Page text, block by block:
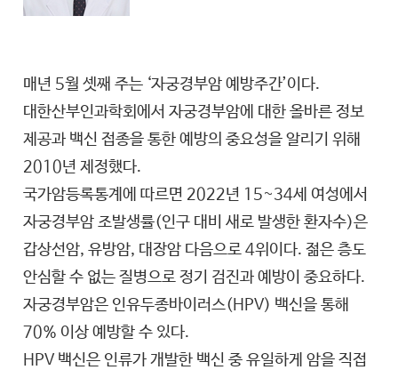
매년 5월 셋째 주는 ‘자궁경부암 예방주간’이다.
대한산부인과학회에서 자궁경부암에 대한 올바른 정보
제공과 백신 접종을 통한 예방의 중요성을 알리기 위해
2010년 제정했다.
국가암등록통계에 따르면 2022년 15~34세 여성에서
자궁경부암 조발생률(인구 대비 새로 발생한 환자수)은
갑상선암, 유방암, 대장암 다음으로 4위이다. 젊은 층도
안심할 수 없는 질병으로 정기 검진과 예방이 중요하다.
자궁경부암은 인유두종바이러스(HPV) 백신을 통해
70% 이상 예방할 수 있다.
HPV 백신은 인류가 개발한 백신 중 유일하게 암을 직접